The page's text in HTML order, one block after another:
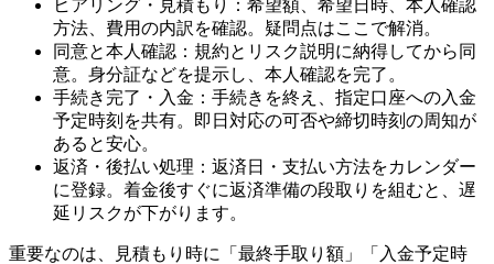
ヒアリング・見積もり：希望額、希望日時、本人確認
方法、費用の内訳を確認。疑問点はここで解消。
同意と本人確認：規約とリスク説明に納得してから同
意。身分証などを提示し、本人確認を完了。
手続き完了・入金：手続きを終え、指定口座への入金
予定時刻を共有。即日対応の可否や締切時刻の周知が
あると安心。
返済・後払い処理：返済日・支払い方法をカレンダー
に登録。着金後すぐに返済準備の段取りを組むと、遅
延リスクが下がります。
重要なのは、見積もり時に「最終手取り額」「入金予定時